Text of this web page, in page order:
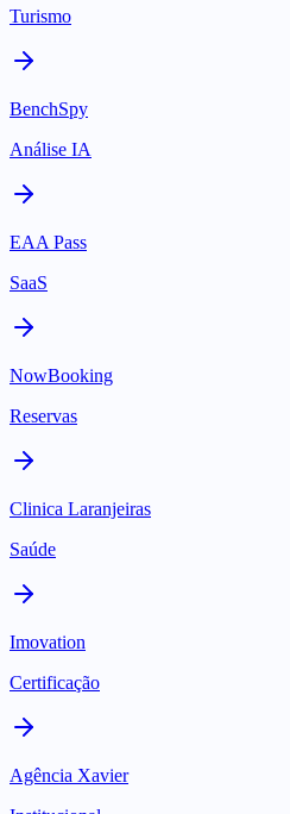
Turismo
BenchSpy
Análise IA
EAA Pass
SaaS
NowBooking
Reservas
Clinica Laranjeiras
Saúde
Imovation
Certificação
Agência Xavier